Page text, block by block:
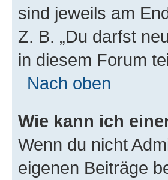
sind jeweils am
Z. B. „Du darfst
in diesem Forum
Nach oben
Wie kann ich
Wenn du nicht
eigenen Beiträge